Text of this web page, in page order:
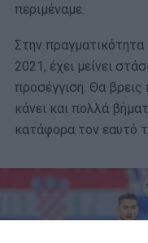
περιμέναμε.
Στην
2021, έχει μείνει
προσέγγιση. Θα
κάνει και πολλά
κατάφορα τον εαυτό